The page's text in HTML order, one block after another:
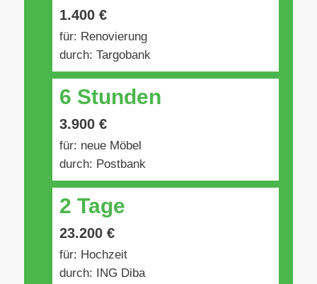
1.400 €
für: Renovierung
durch: Targobank
6 Stunden
3.900 €
für: neue Möbel
durch: Postbank
2 Tage
23.200 €
für: Hochzeit
durch: ING Diba